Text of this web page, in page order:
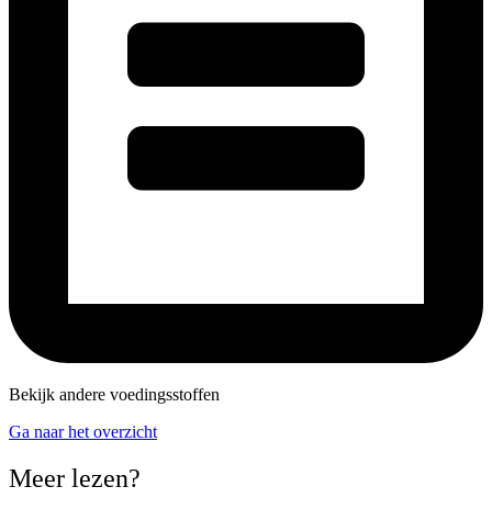
Bekijk andere voedingsstoffen
Ga naar het overzicht
Meer lezen?